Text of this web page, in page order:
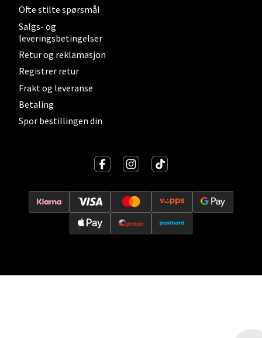
Ofte stilte spørsmål
Salgs- og
leveringsbetingelser
Retur og reklamasjon
Registrer retur
Frakt og leveranse
Betaling
Spor bestillingen din
Oslo - Thon Senter Storo
Vitaminveien 7 - 9, 0485 Oslo
Lillehammer - Strandtorget